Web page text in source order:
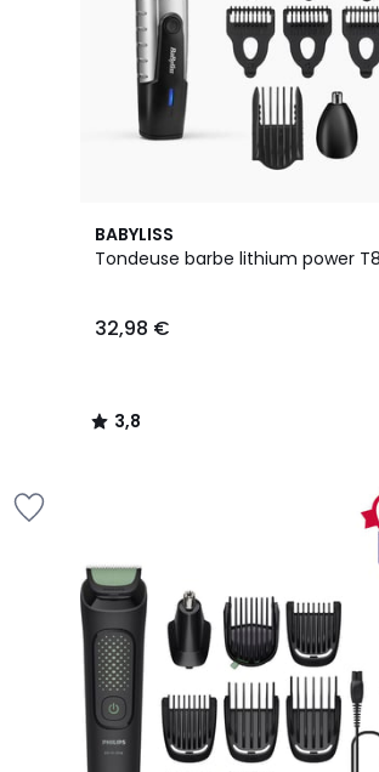
BABYLISS
Tondeuse barbe lithium power
32,98 €
3,8
/ 5
3,8
/